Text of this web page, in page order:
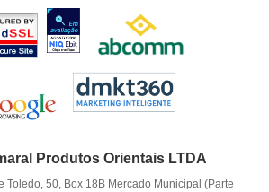
Produtos Orientais LTDA
Toledo, 50, Box 18B Mercado Municipal (Parte